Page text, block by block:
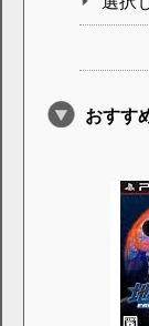
おすす